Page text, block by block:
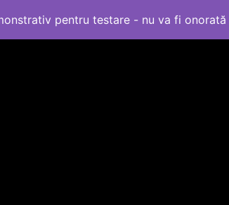
pentru testare - nu va fi